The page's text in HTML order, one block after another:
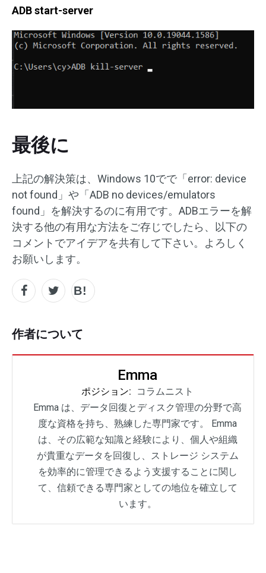
ADB start-server
最後に
上記の解決策は、Windows 10でで「error: device
not found」や「ADB no devices/emulators
found」を解決するのに有用です。ADBエラーを解
決する他の有用な方法をご存じでしたら、以下の
コメントでアイデアを共有して下さい。よろしく
お願いします。
作者について
Emma
ポジション:
コラムニスト
Emma は、データ回復とディスク管理の分野で高
度な資格を持ち、熟練した専門家です。 Emma
は、その広範な知識と経験により、個人や組織
が貴重なデータを回復し、ストレージ システム
を効率的に管理できるよう支援することに関し
て、信頼できる専門家としての地位を確立して
います。